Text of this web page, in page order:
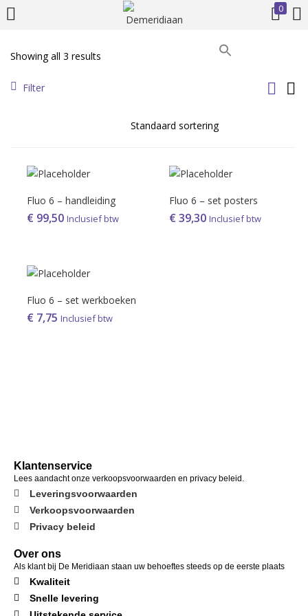
0
Enter your username and password to login.
Prijs
On sale
Product Tags
Showing all 3 results
Filter
Fluo 6 – handleiding
€ 99,50 Inclusief btw
Fluo 6 – set posters
€ 39,30 Inclusief btw
Fluo 6 – set werkboeken
€ 7,75 Inclusief btw
Klantenservice
Lees aandacht onze verkoopsvoorwaarden en privacy beleid.
Leveringsvoorwaarden
Verkoopsvoorwaarden
Privacy beleid
Over ons
Als klant bij De Meridiaan staan uw behoeftes steeds op de eerste plaats
Kwaliteit
Snelle levering